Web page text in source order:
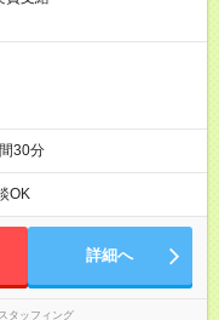
30分
OK
詳細へ
タッフィング